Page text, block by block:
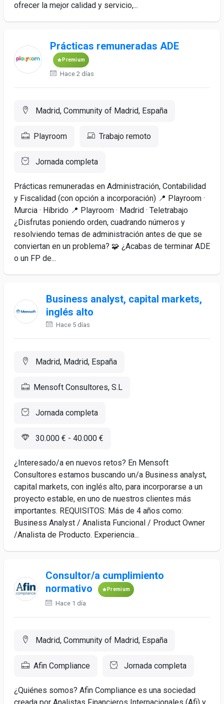
ofrecer la mejor calidad y servicio,...
Prácticas remuneradas ADE
Premium
Hace 2 días
Madrid, Community of Madrid, España
Playroom Trabajo remoto
Jornada completa
Prácticas remuneradas en Administración, Contabilidad
y Fiscalidad (con opción a incorporación) 📍 Playroom ·
Murcia · Híbrido 📍 Playroom · Madrid · Teletrabajo
¿Disfrutas poniendo orden, cuadrando números y
resolviendo temas de administración antes de que se
conviertan en un problema? 🧩 ¿Acabas de terminar ADE
o un FP de...
Business analyst, capital markets,
inglés alto
Hace 5 días
Madrid, Madrid, España
Mensoft Consultores, S.L
Jornada completa
30.000 € - 40.000 €
¿Interesado/a en nuevos retos? En Mensoft
Consultores estamos buscando un/a Business analyst,
capital markets, con inglés alto, para incorporarse a un
proyecto estable, en uno de nuestros clientes más
importantes. REQUISITOS: Más de 4 años como:
Business Analyst / Analista Funcional / Product Owner
/Analista de Producto. Experiencia...
Consultor/a cumplimiento
normativo
Premium
Hace 1 día
Madrid, Community of Madrid, España
Afin Compliance Jornada completa
¿Quiénes somos? Afin Compliance es una sociedad